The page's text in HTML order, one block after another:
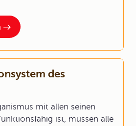
des
mit allen seinen
ist, müssen alle